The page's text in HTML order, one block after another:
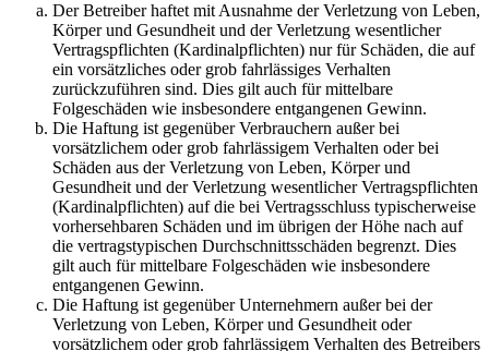
Der Betreiber haftet mit Ausnahme der Verletzung von Leben,
Körper und Gesundheit und der Verletzung wesentlicher
Vertragspflichten (Kardinalpflichten) nur für Schäden, die auf
ein vorsätzliches oder grob fahrlässiges Verhalten
zurückzuführen sind. Dies gilt auch für mittelbare
Folgeschäden wie insbesondere entgangenen Gewinn.
Die Haftung ist gegenüber Verbrauchern außer bei
vorsätzlichem oder grob fahrlässigem Verhalten oder bei
Schäden aus der Verletzung von Leben, Körper und
Gesundheit und der Verletzung wesentlicher Vertragspflichten
(Kardinalpflichten) auf die bei Vertragsschluss typischerweise
vorhersehbaren Schäden und im übrigen der Höhe nach auf
die vertragstypischen Durchschnittsschäden begrenzt. Dies
gilt auch für mittelbare Folgeschäden wie insbesondere
entgangenen Gewinn.
Die Haftung ist gegenüber Unternehmern außer bei der
Verletzung von Leben, Körper und Gesundheit oder
vorsätzlichem oder grob fahrlässigem Verhalten des Betreibers